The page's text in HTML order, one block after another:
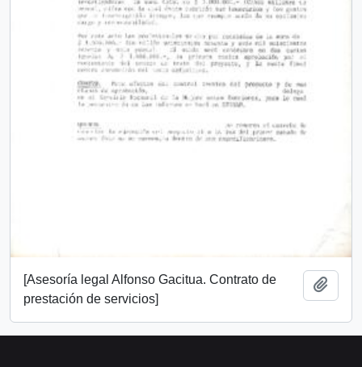
[Asesoría legal Alfonso Gacitua. Contrato de
prestación de servicios]